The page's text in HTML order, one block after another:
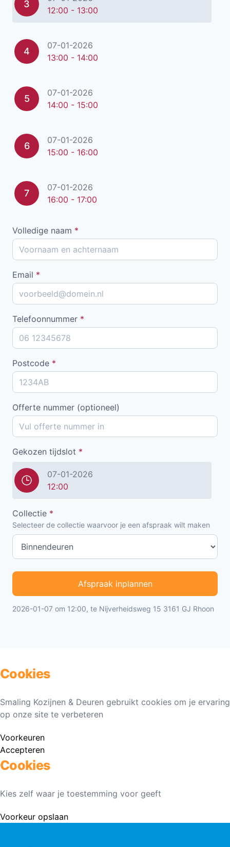
3
12:00 - 13:00
4
07-01-2026
13:00 - 14:00
5
07-01-2026
14:00 - 15:00
6
07-01-2026
15:00 - 16:00
7
07-01-2026
16:00 - 17:00
Volledige naam *
Email *
Telefoonnummer *
Postcode *
Offerte nummer (optioneel)
Gekozen tijdslot *
07-01-2026
12:00
Collectie *
Selecteer de collectie waarvoor je een afspraak wilt maken
Afspraak inplannen
2026-01-07 om 12:00, te Nijverheidsweg 15 3161 GJ Rhoon
Cookies
Smaling Kozijnen & Deuren gebruikt cookies om je ervaring
op onze site te verbeteren
Voorkeuren
Accepteren
Cookies
Kies zelf waar je toestemming voor geeft
Voorkeur opslaan